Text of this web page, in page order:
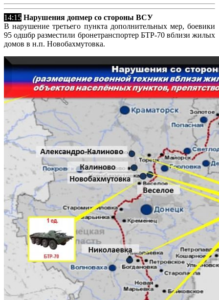
14:15 Нарушения допмер со стороны ВСУ
В нарушение третьего пункта дополнительных мер, боевики
95 одшбр разместили бронетранспортер БТР-70 вблизи жилых
домов в н.п. Новобахмутовка.